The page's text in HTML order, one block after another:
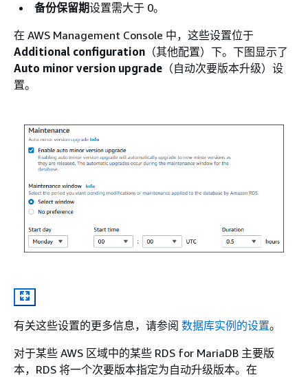
备份保留期设置需大于 0。
在 AWS Management Console 中，这些设置位于
Additional configuration （其他配置）下。下图显示了
Auto minor version upgrade （自动次要版本升级）设
置。
有关这些设置的更多信息，请参阅 数据库实例的设置。
对于某些 AWS 区域中的某些 RDS for MariaDB 主要版
本，RDS 将一个次要版本指定为自动升级版本。在